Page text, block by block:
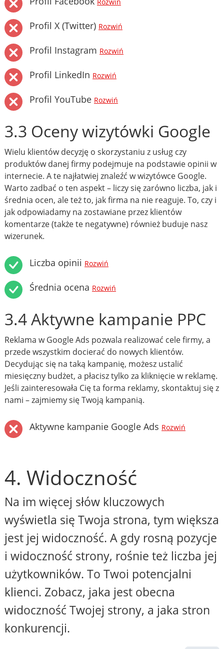
Rozwiń
Profil X (Twitter) Rozwiń
Profil Instagram Rozwiń
Profil LinkedIn Rozwiń
Profil YouTube Rozwiń
3.3 Oceny wizytówki Google
Wielu klientów decyzję o skorzystaniu z usług czy
produktów danej firmy podejmuje na podstawie opinii w
internecie. A te najłatwiej znaleźć w wizytówce Google.
Warto zadbać o ten aspekt – liczy się zarówno liczba, jak i
średnia ocen, ale też to, jak firma na nie reaguje. To, czy i
jak odpowiadamy na zostawiane przez klientów
komentarze (także te negatywne) również buduje nasz
wizerunek.
Liczba opinii Rozwiń
Średnia ocena Rozwiń
3.4 Aktywne kampanie PPC
Reklama w Google Ads pozwala realizować cele firmy, a
przede wszystkim docierać do nowych klientów.
Decydując się na taką kampanię, możesz ustalić
miesięczny budżet, a płacisz tylko za kliknięcie w reklamę.
Jeśli zainteresowała Cię ta forma reklamy, skontaktuj się z
nami – zajmiemy się Twoją kampanią.
Aktywne kampanie Google Ads Rozwiń
4. Widoczność
Na im więcej słów kluczowych
wyświetla się Twoja strona, tym większa
jest jej widoczność. A gdy rosną pozycje
i widoczność strony, rośnie też liczba jej
użytkowników. To Twoi potencjalni
klienci. Zobacz, jaka jest obecna
widoczność Twojej strony, a jaka stron
konkurencji.